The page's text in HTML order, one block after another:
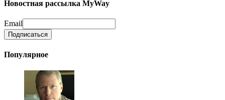
Новостная рассылка MyWay
Email
Популярное